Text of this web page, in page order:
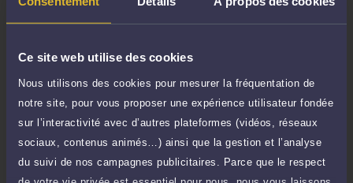
Ce site web utilise des cookies
Nous utilisons des cookies pour mesurer la fréquentation de
notre site, pour vous proposer une expérience utilisateur fondée
sur l’interactivité avec d’autres plateformes (vidéos, réseaux
sociaux, contenus animés…) ainsi que la gestion et l’analyse
du suivi de nos campagnes publicitaires. Parce que le respect
Consultation écrite
Etude de votre dossier + possibilité
d'ajout d'une pièce jointe
480 €
TTC
Consulter par écrit